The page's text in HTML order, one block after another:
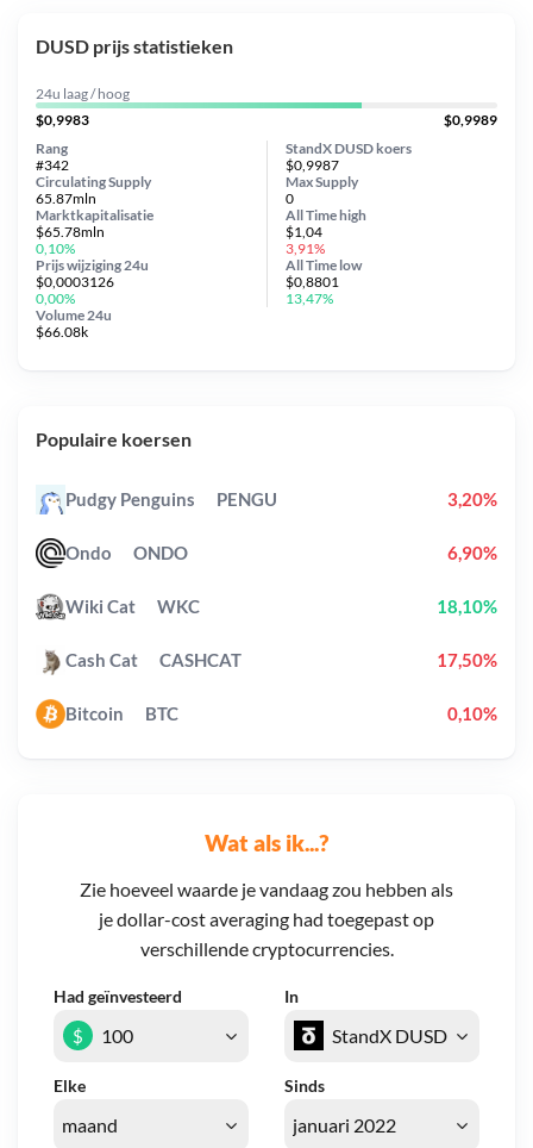
Wat als ik...?
Zie hoeveel waarde je vandaag zou hebben als
je dollar-cost averaging had toegepast op
verschillende cryptocurrencies.
Had geïnvesteerd In
Elke Sinds
$
DUSD prijs statistieken
24u laag / hoog
$0,9983
$0,9989
StandX DUSD koers
$0,9987
Circulating Supply
65.87mln
Prijs wijziging 24u
$0,0003126
0,00%
Max Supply
0
Marktkapitalisatie
$65.78mln
0,10%
Volume 24u
$66.08k
Rang
#342
All Timehigh
$1,04
3,91%
All Time low
$0,8801
13,47%
Populaire koersen
Pudgy Penguins PENGU 3,20%
Ondo ONDO 6,90%
Wiki Cat WKC 18,10%
Cash Cat CASHCAT 17,50%
Bitcoin BTC 0,10%